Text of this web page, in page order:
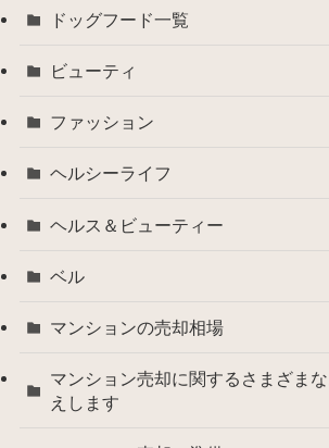
ドッグフード一覧
ビューティ
ファッション
ヘルシーライフ
ヘルス＆ビューティー
ベル
マンションの売却相場
マンション売却に関するさまざま
えします